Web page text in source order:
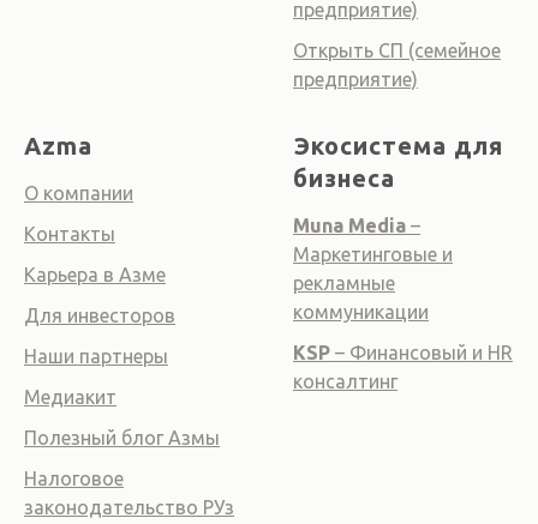
предприятие)
Открыть СП (семейное
предприятие)
Azma
О компании
Контакты
Карьера в Азме
Для инвесторов
Наши партнеры
Медиакит
Полезный блог Азмы
Налоговое
законодательство РУз
Экосистема для
бизнеса
Muna Media –
Маркетинговые и
рекламные
коммуникации
KSP – Финансовый и HR
консалтинг